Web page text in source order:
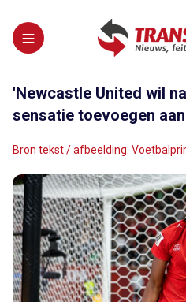
'Newcastle United wil
sensatie toevoegen
Bron tekst / afbeelding: